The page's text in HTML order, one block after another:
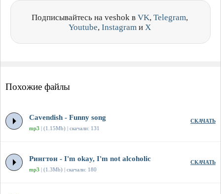
Подписывайтесь на veshok в VK, Telegram,
Youtube, Instagram и X
Похожие файлы
Cavendish - Funny song
mp3 | (1.15Mb) | скачали: 131
СКАЧАТЬ
Рингтон - I'm okay, I'm not alcoholic
mp3 | (1.3Mb) | скачали: 180
СКАЧАТЬ